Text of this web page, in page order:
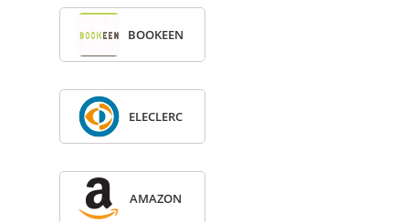
BOO­KEEN
ELE­CLERC
AMA­ZON